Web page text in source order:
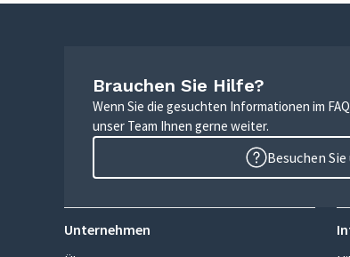
Brauchen Sie Hilfe?
Wenn Sie die gesuchten Informationen im
unser Team Ihnen gerne weiter.
Besuchen Sie
Unternehmen